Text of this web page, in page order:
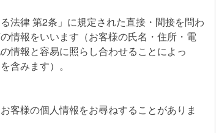
法律 第2条」に規定された直接・間接を問わ
情報をいいます（お客様の氏名・住所・電
情報と容易に照らし合わせることによっ
含みます）。
客様の個人情報をお尋ねすることがありま